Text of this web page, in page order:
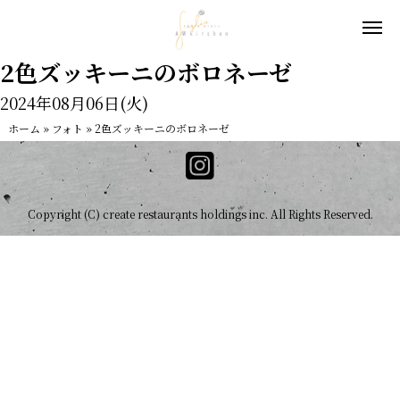
2色ズッキーニのボロネーゼ
2024年08月06日(火)
ホーム » フォト » 2色ズッキーニのボロネーゼ
Copyright (C) create restaurants holdings inc. All Rights Reserved.